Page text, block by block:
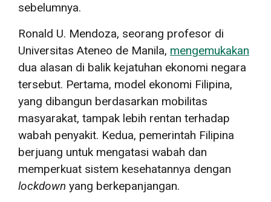
sebelumnya.
Ronald U. Mendoza, seorang profesor di
Universitas Ateneo de Manila, mengemukakan
dua alasan di balik kejatuhan ekonomi negara
tersebut. Pertama, model ekonomi Filipina,
yang dibangun berdasarkan mobilitas
masyarakat, tampak lebih rentan terhadap
wabah penyakit. Kedua, pemerintah Filipina
berjuang untuk mengatasi wabah dan
memperkuat sistem kesehatannya dengan
lockdown yang berkepanjangan.